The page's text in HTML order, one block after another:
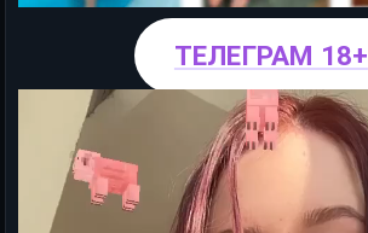
ТЕЛЕГРАМ 18+